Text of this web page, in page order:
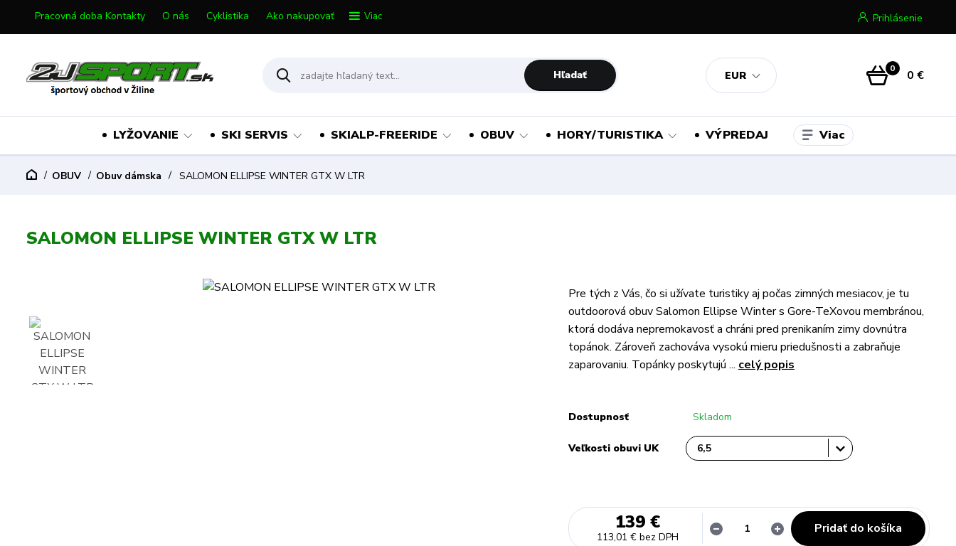
Pracovná doba Kontakty O nás Cyklistika Ako nakupovať Viac
EUR
Prihlásenie
Hľadať 0 0 €
LYŽOVANIE SKI SERVIS SKIALP-FREERIDE OBUV HORY/TURISTIKA VÝPREDAJ Viac
OBUV Obuv dámska SALOMON ELLIPSE WINTER GTX W LTR
SALOMON ELLIPSE WINTER GTX W LTR
Pre tých z Vás, čo si užívate turistiky aj počas zimných mesiacov, je tu
outdoorová obuv Salomon Ellipse Winter s Gore-TeXovou membránou,
ktorá dodáva nepremokavosť a chráni pred prenikaním zimy dovnútra
topánok. Zároveň zachováva vysokú mieru priedušnosti a zabraňuje
zaparovaniu. Topánky poskytujú ... celý popis
Dostupnosť Skladom
Veľkosti obuvi UK
139 €
113,01 € bez DPH
Pridať do košíka